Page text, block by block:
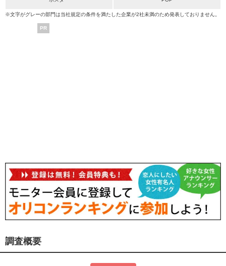
※文字がグレーの部門は当社規定の条件を満たした企業が2社未満のため発表しておりません。
PR
調査概要